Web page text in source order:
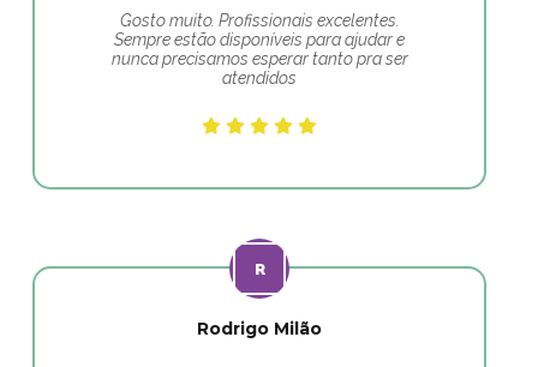
Gosto muito. Profissionais excelentes.
Sempre estão disponíveis para ajudar e
nunca precisamos esperar tanto pra ser
atendidos
Rodrigo Milão